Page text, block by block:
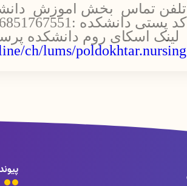
تلفن تماس بخش اموزش دانشکده
کد پستی دانشکده :6851767551
لینک اسکای روم دانشکده
ch/lums/poldokhtar.nursing